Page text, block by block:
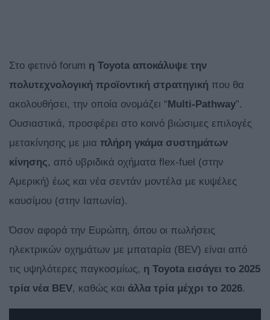
Στο φετινό forum η Toyota αποκάλυψε την
πολυτεχνολογική προϊοντική στρατηγική που θα
ακολουθήσει, την οποία ονομάζει “ Multi-Pathway”.
Ουσιαστικά, προσφέρει στο κοινό βιώσιμες επιλογές
μετακίνησης με μια πλήρη γκάμα συστημάτων
κίνησης, από υβριδικά οχήματα flex-fuel (στην
Αμερική) έως και νέα σεντάν μοντέλα με κυψέλες
καυσίμου (στην Ιαπωνία).
Όσον αφορά την Ευρώπη, όπου οι πωλήσεις
ηλεκτρικών οχημάτων με μπαταρία (BEV) είναι από
τις υψηλότερες παγκοσμίως, η Toyota εισάγει το 2025
τρία νέα BEV, καθώς και άλλα τρία μέχρι το 2026.